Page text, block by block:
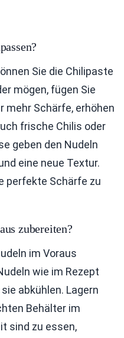
Sie die Chilipaste
mögen, fügen Sie
mehr Schärfe, erhöhen
frische Chilis oder
geben den Nudeln
eine neue Textur.
perfekte Schärfe zu
zubereiten?
im Voraus
wie im Rezept
abkühlen. Lagern
Behälter im
sind zu essen,